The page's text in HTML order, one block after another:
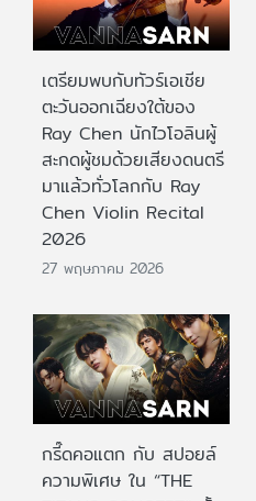
เตรียมพบกับทัวร์เอเชีย
ตะวันออกเฉียงใต้ของ
Ray Chen นักไวโอลินผู้
สะกดผู้ชมด้วยเสียงดนตรี
มาแล้วทั่วโลกกับ Ray
Chen Violin Recital
2026
27 พฤษภาคม 2026
กรี๊ดคอแตก กับ สปอยล์
ความพิเศษ ใน “THE